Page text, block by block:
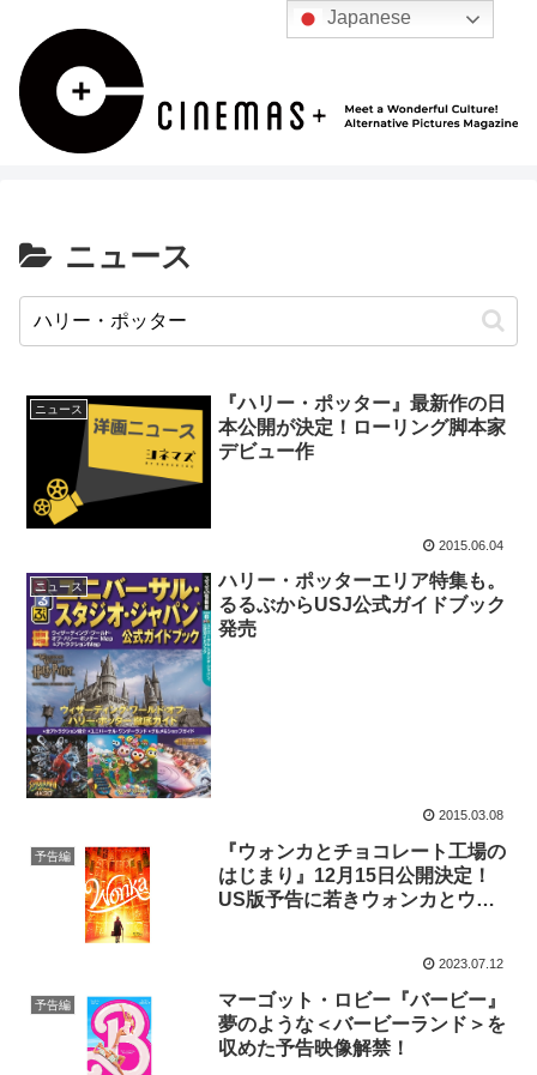
ニュース
ニュース
『ハリー・ポッター』最新作の日
本公開が決定！ローリング脚本家
デビュー作
2015.06.04
ニュース
ハリー・ポッターエリア特集も。
るるぶからUSJ公式ガイドブック
発売
2015.03.08
予告編
『ウォンカとチョコレート工場の
はじまり』12月15日公開決定！
US版予告に若きウォンカとウン
2023.07.12
予告編
マーゴット・ロビー『バービー』
夢のような＜バービーランド＞を
収めた予告映像解禁！
Japanese